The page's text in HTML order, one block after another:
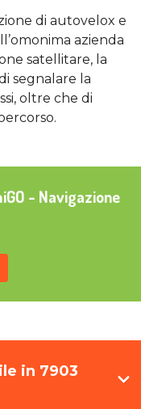
di autovelox e
azienda
satellitare, la
segnalare la
oltre che di
- Navigazione
in 7903